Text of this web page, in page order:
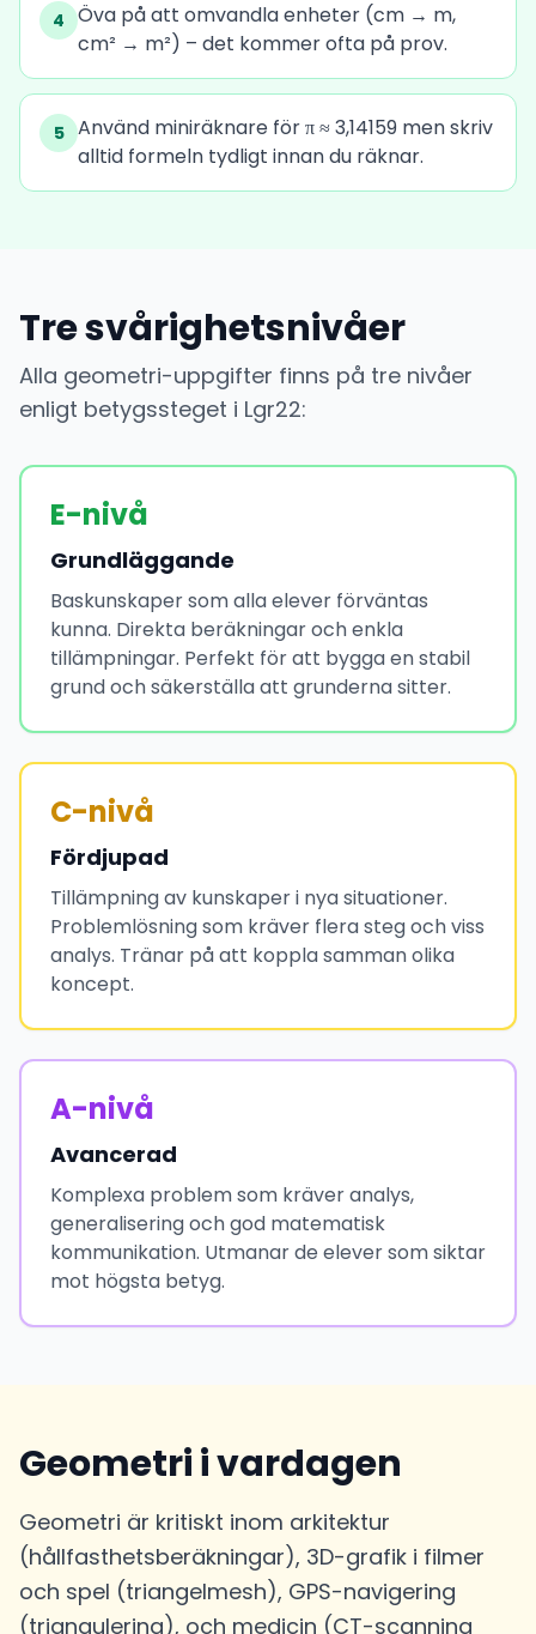
4 Öva på att omvandla enheter (cm → m,
cm² → m²) – det kommer ofta på prov.
5 Använd miniräknare för π ≈ 3,14159 men skriv
alltid formeln tydligt innan du räknar.
Tre svårighetsnivåer
Alla geometri-uppgifter finns på tre nivåer
enligt betygssteget i Lgr22:
E-nivå
Grundläggande
Baskunskaper som alla elever förväntas
kunna. Direkta beräkningar och enkla
tillämpningar. Perfekt för att bygga en stabil
grund och säkerställa att grunderna sitter.
C-nivå
Fördjupad
Tillämpning av kunskaper i nya situationer.
Problemlösning som kräver flera steg och viss
analys. Tränar på att koppla samman olika
koncept.
A-nivå
Avancerad
Komplexa problem som kräver analys,
generalisering och god matematisk
kommunikation. Utmanar de elever som siktar
mot högsta betyg.
Geometri i vardagen
Geometri är kritiskt inom arkitektur
(hållfasthetsberäkningar), 3D-grafik i filmer
och spel (triangelmesh), GPS-navigering
(triangulering), och medicin (CT-scanning